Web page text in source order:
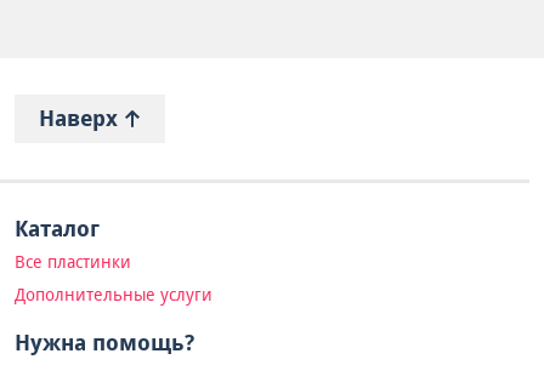
Наверх
Каталог
Все пластинки
Дополнительные услуги
Нужна помощь?